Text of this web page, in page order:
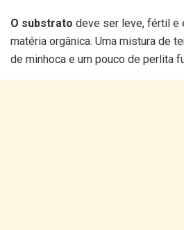
O substrato deve ser leve, fértil e
matéria orgânica. Uma mistura de
de minhoca e um pouco de perlita